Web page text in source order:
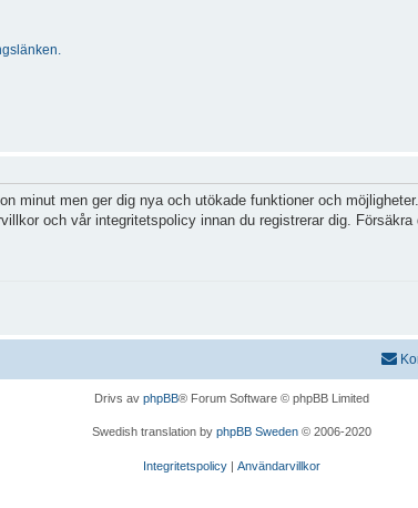
minut men ger dig nya och utökade funktioner och
och vår integritetspolicy innan du registrerar dig.
Drivs av phpBB® Forum Software © phpBB Limited
Swedish translation by phpBB Sweden © 2006-2020
Integritetspolicy | Användarvillkor